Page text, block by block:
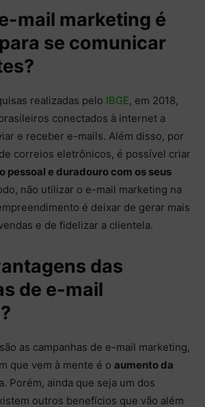
mail marketing é
se comunicar
realizadas pelo IBGE, em 2018,
conectados à internet a
e receber e-mails. Além disso, por
correios eletrônicos, é possível criar
pessoal e duradouro com os seus
não utilizar o e-mail marketing na
é deixar de gerar mais
e de fidelizar a clientela.
das
de e-mail
as campanhas de e-mail marketing,
que vem à mente é o aumento da
Porém, ainda que seja um dos
outros benefícios que vão além